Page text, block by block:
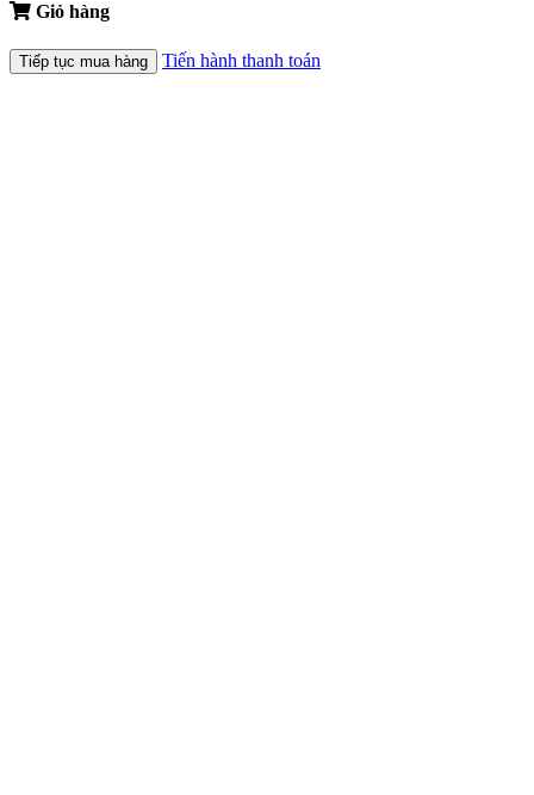
Giỏ hàng
Tiếp tục mua hàng Tiến hành thanh toán